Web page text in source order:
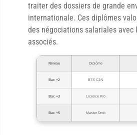
traiter des dossiers de grande
internationale. Ces diplômes
des négociations salariales avec
associés.
Niveau Diplôme
Bac +2 BTS CJN
Bac +3 Licence Pro
Bac +5 Master Droit